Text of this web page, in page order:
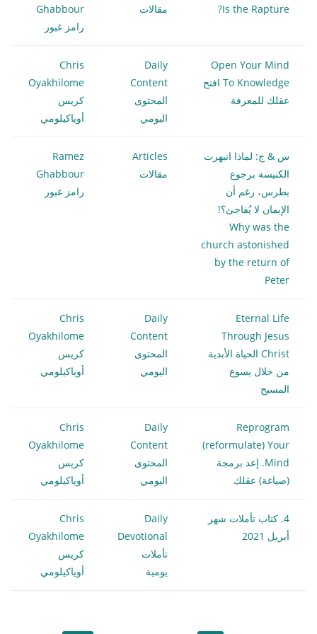
Is the Rapture? مقالات
Ghabbour
رامز غبور
Open Your Mind
To Knowledge افتح
عقلك للمعرفة
Daily
Content
المحتوى
اليومي
Chris
Oyakhilome
كريس
أوياكيلومي
س & ج: لماذا انبهرت
الكنيسة برجوع
بطرس، رغم أن
الإيمان لا يُفاجئ؟!
Why was the
church astonished
by the return of
Peter
Articles
مقالات
Ramez
Ghabbour
رامز غبور
Eternal Life
Through Jesus
Christ الحياة الأبدية
من خلال يسوع
المسيح
Daily
Content
المحتوى
اليومي
Chris
Oyakhilome
كريس
أوياكيلومي
Reprogram
(reformulate) Your
Mind. إعد برمجة
(صياغة) عقلك
Daily
Content
المحتوى
اليومي
Chris
Oyakhilome
كريس
أوياكيلومي
4. كتاب تأملات شهر
أبريل 2021
Daily
Devotional
تأملات
يومية
Chris
Oyakhilome
كريس
أوياكيلومي